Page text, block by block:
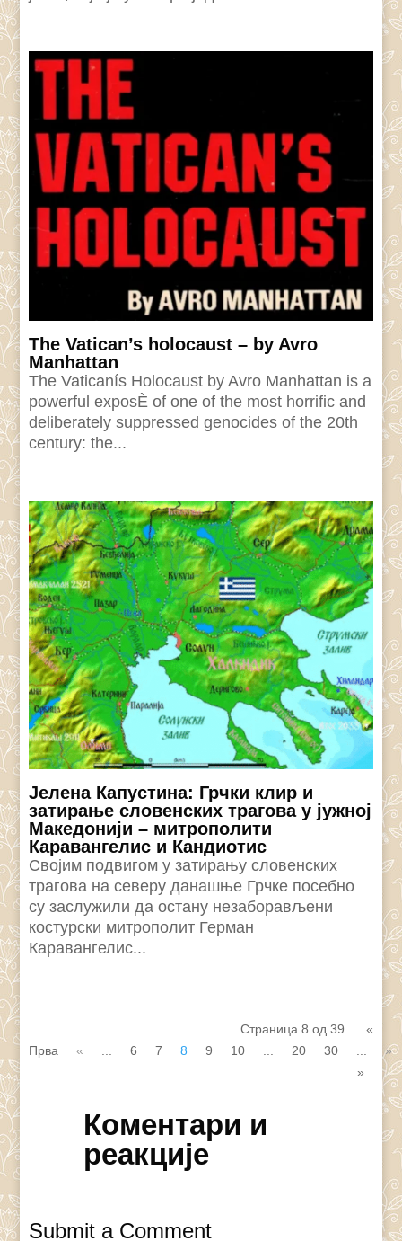
The Vatican’s holocaust – by Avro
Manhattan
The Vaticanís Holocaust by Avro Manhattan is a
powerful exposÈ of one of the most horrific and
deliberately suppressed genocides of the 20th
century: the...
Јелена Капустина: Грчки клир и
затирање словенских трагова у јужној
Македонији – митрополити
Каравангелис и Кандиотис
Својим подвигом у затирању словенских
трагова на северу данашње Грчке посебно
су заслужили да остану незаборављени
костурски митрополит Герман
Каравангелис...
Страница 8 од 39
«
Прва
« 6 7 8 9 10 20 30
»
»
Коментари и
реакције
Submit a Comment